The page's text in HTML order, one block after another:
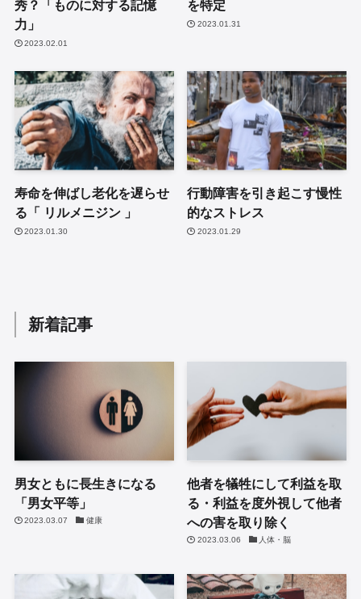
秀？「ものに対する記憶
力」
2023.02.01
を特定
2023.01.31
寿命を伸ばし老化を遅らせ
る「 リルメニジン 」
2023.01.30
行動障害を引き起こす慢性
的なストレス
2023.01.29
新着記事
男女ともに長生きになる
「男女平等」
2023.03.07 健康
他者を犠牲にして利益を取
る・利益を度外視して他者
への害を取り除く
2023.03.06 人体・脳